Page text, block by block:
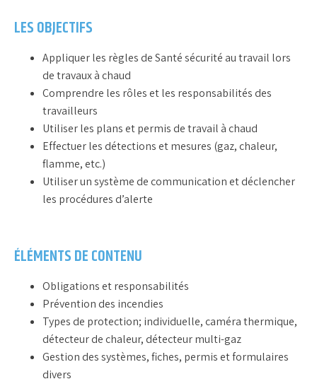
LES OBJECTIFS
Appliquer les règles de Santé sécurité au travail lors
de travaux à chaud
Comprendre les rôles et les responsabilités des
travailleurs
Utiliser les plans et permis de travail à chaud
Effectuer les détections et mesures (gaz, chaleur,
flamme, etc.)
Utiliser un système de communication et déclencher
les procédures d’alerte
ÉLÉMENTS DE CONTENU
Obligations et responsabilités
Prévention des incendies
Types de protection; individuelle, caméra thermique,
détecteur de chaleur, détecteur multi-gaz
Gestion des systèmes, fiches, permis et formulaires
divers